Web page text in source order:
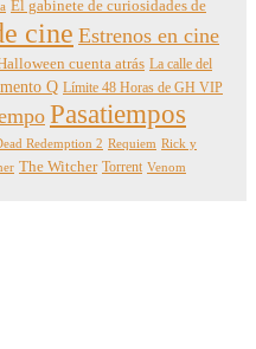
El gabinete de curiosidades de
cine Estrenos en cine
cuenta atrás La calle del
Q Límite 48 Horas de GH VIP
Pasatiempos
Redemption 2 Requiem Rick y
The Witcher Torrent Venom